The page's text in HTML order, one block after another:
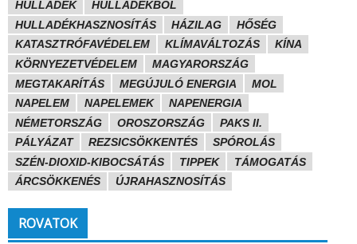
HULLADÉK
HULLADÉKBÓL
HULLADÉKHASZNOSÍTÁS
HÁZILAG
HŐSÉG
KATASZTRÓFAVÉDELEM
KLÍMAVÁLTOZÁS
KÍNA
KÖRNYEZETVÉDELEM
MAGYARORSZÁG
MEGTAKARÍTÁS
MEGÚJULÓ ENERGIA
MOL
NAPELEM
NAPELEMEK
NAPENERGIA
NÉMETORSZÁG
OROSZORSZÁG
PAKS II.
PÁLYÁZAT
REZSICSÖKKENTÉS
SPÓROLÁS
SZÉN-DIOXID-KIBOCSÁTÁS
TIPPEK
TÁMOGATÁS
ÁRCSÖKKENÉS
ÚJRAHASZNOSÍTÁS
ROVATOK